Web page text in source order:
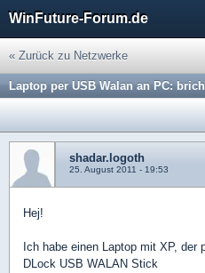
WinFuture-Forum.de
« Zurück zu Netzwerke
Laptop per USB Walan an PC:
shadar.logoth
25. August 2011 - 19:53
Hej!
Ich habe einen Laptop mit XP, der
DLock USB WALAN Stick